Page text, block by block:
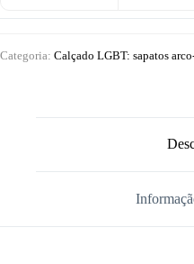
Categoria: Calçado LGBT: sapatos